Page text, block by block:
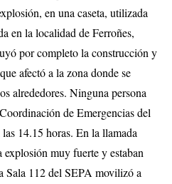
en una caseta, utilizada
en la localidad de Ferroñes,
por completo la construcción y
afectó a la zona donde se
alrededores. Ninguna persona
de Emergencias del
14.15 horas. En la llamada
muy fuerte y estaban
Sala 112 del SEPA movilizó a